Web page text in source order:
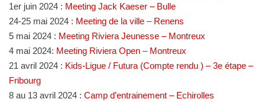
1er juin 2024 : Meeting Jack Kaeser – Bulle
24-25 mai 2024 : Meeting de la ville – Renens
5 mai 2024 : Meeting Riviera Jeunesse – Montreux
4 mai 2024: Meeting Riviera Open – Montreux
21 avril 2024 : Kids-Ligue / Futura (Compte rendu ) – 3e étape –
Fribourg
8 au 13 avril 2024 : Camp d’entrainement – Echirolles